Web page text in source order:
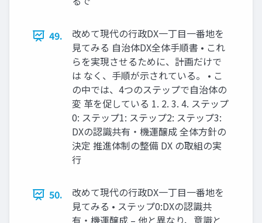
49.
改めて現代の行政DX一丁目一番地を
見てみる 自治体DX全体手順書 • これ
らを実現させるために、計画だけで
は なく、手順が示されている。 • こ
の中では、4つのステップで自治体の
変 革を促している 1. 2. 3. 4. ステップ
0: ステップ1: ステップ2: ステップ3:
DXの認識共有・機運醸成 全体方針の
決定 推進体制の整備 DX の取組の実
行
50.
改めて現代の行政DX一丁目一番地を
見てみる • ステップ0:DXの認識共